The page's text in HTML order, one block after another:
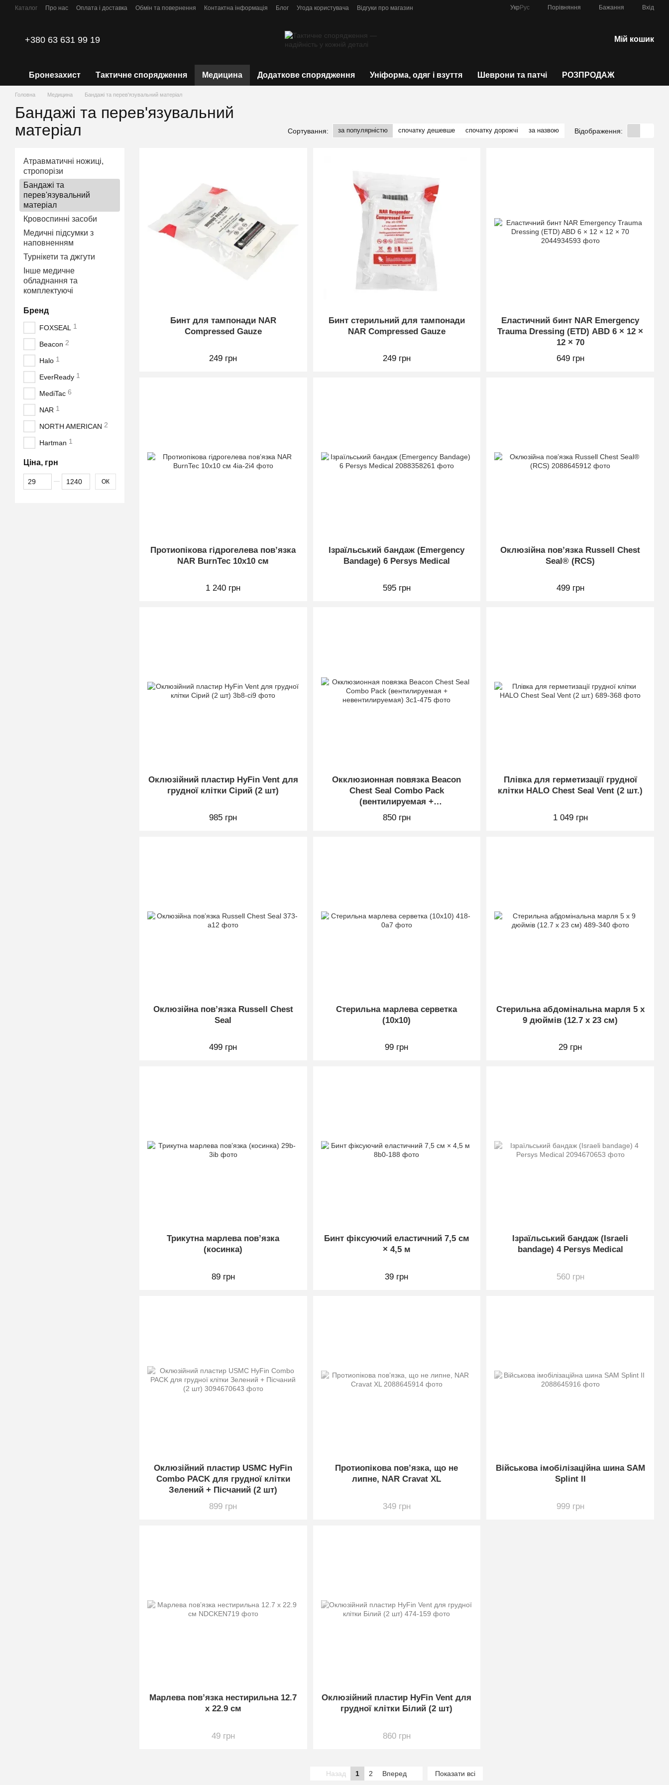
Перейти до основного контенту
Каталог Про нас Оплата і доставка Обмін та повернення Контактна інформація Блог Угода користувача
Відгуки про магазин
Укр Рус Порівняння Бажання Вхід
+380 63 631 99 19 Мій кошик
Бронезахист Тактичне спорядження Медицина Додаткове спорядження Уніформа, одяг і взуття Шеврони та патчі РОЗПРОДАЖ
Головна Медицина Бандажі та перев'язувальний матеріал
Бандажі та перев'язувальний
матеріал
Сортування: за популярністю спочатку дешевше спочатку дорожчі за назвою Відображення:
Бинт для тампонади NAR
Compressed Gauze
249 грн
Бинт стерильний для тампонади
NAR Compressed Gauze
249 грн
Еластичний бинт NAR Emergency
Trauma Dressing (ETD) ABD 6 × 12 ×
12 × 70
649 грн
Протиопікова гідрогелева повʼязка
NAR BurnTec 10x10 см
1 240 грн
Ізраїльський бандаж (Emergency
Bandage) 6 Persys Medical
595 грн
Оклюзійна повʼязка Russell Chest
Seal® (RCS)
499 грн
Оклюзійний пластир HyFin Vent для
грудної клітки Сірий (2 шт)
985 грн
Окклюзионная повязка Beacon
Chest Seal Combo Pack
(вентилируемая +
невентилируемая)
850 грн
Плівка для герметизації грудної
клітки HALO Chest Seal Vent (2 шт.)
1 049 грн
Оклюзійна повʼязка Russell Chest
Seal
499 грн
Стерильна марлева серветка
(10х10)
99 грн
Стерильна абдомінальна марля 5 x
9 дюймів (12.7 x 23 см)
29 грн
Трикутна марлева повʼязка
(косинка)
89 грн
Бинт фіксуючий еластичний 7,5 см
× 4,5 м
39 грн
Ізраїльський бандаж (Israeli
bandage) 4 Persys Medical
560 грн
Оклюзійний пластир USMC HyFin
Combo PACK для грудної клітки
Зелений + Пісчаний (2 шт)
899 грн
Протиопікова повʼязка, що не
липне, NAR Cravat XL
349 грн
Військова імобілізаційна шина SAM
Splint II
999 грн
Марлева повʼязка нестирильна 12.7
х 22.9 см
49 грн
Оклюзійний пластир HyFin Vent для
грудної клітки Білий (2 шт)
860 грн
Назад 1 2 Вперед Показати всі
Атравматичні ножиці,
стропорізи
Бандажі та
перев'язувальний
матеріал
Кровоспинні засоби
Медичні підсумки з
наповненням
Турнікети та джгути
Інше медичне
обладнання та
комплектуючі
Бренд
FOXSEAL 1
Beacon 2
Halo 1
EverReady 1
MediTac 6
NAR 1
NORTH AMERICAN 2
Hartman 1
Ціна, грн
Від Ціна, грн
До Ціна, грн ОК